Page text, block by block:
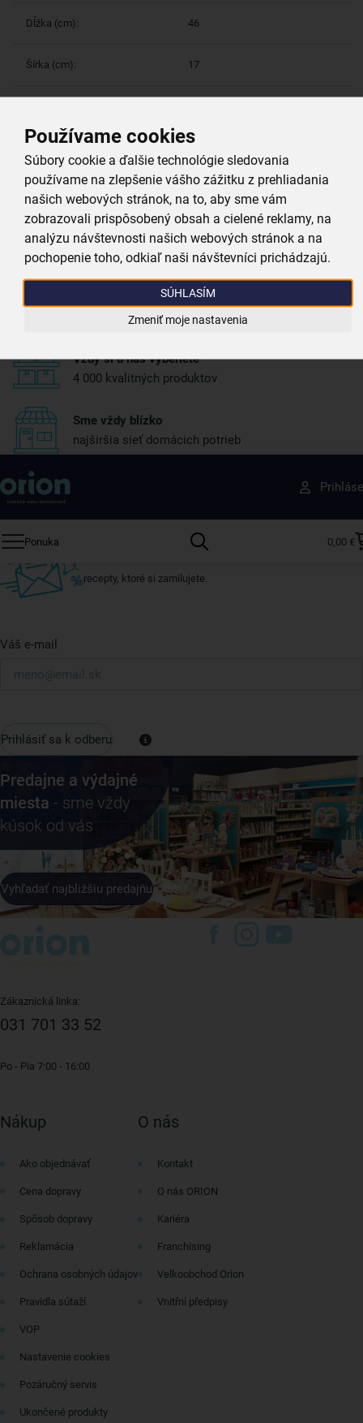
Používame cookies
Súbory cookie a ďalšie technológie sledovania
používame na zlepšenie vášho zážitku z prehliadania
našich webových stránok, na to, aby sme vám
zobrazovali prispôsobený obsah a cielené reklamy, na
analýzu návštevnosti našich webových stránok a na
pochopenie toho, odkiaľ naši návštevníci prichádzajú.
SÚHLASÍM
Zmeniť moje nastavenia
Dĺžka (cm): 46
Šírka (cm): 17
Viac parametrov (1)
Prečo si vybrať práve nás
Doprava zadarmo
Pri nákupe nad 39,99 €
Tovar bleskovo odosielame
máme skoro všetko skladom
Vždy si u nás vyberiete
4 000 kvalitných produktov
Sme vždy blízko
najširšia sieť domácich potrieb
Ponuka 0,00 €
Získajte rady, recepty a tipy na zľavy skôr ako
ktokoľvek iný
Prihláste sa k odberu nášho newslettera.
recepty, ktoré si zamilujete.
Váš e-mail
Prihlásiť sa k odberu
Predajne a výdajné
miesta - sme vždy
kúsok od vás
Vyhľadať najbližšiu predajňu
Zákaznická linka:
031 701 33 52
Po - Pia 7:00 - 16:00
Nákup
Ako objednávať
Cena dopravy
Spôsob dopravy
Reklamácia
Ochrana osobných údajov
Pravidla sútaží
VOP
Nastavenie cookies
Pozáručný servis
Ukončené produkty
O nás
Kontakt
O nás ORION
Kariéra
Franchising
Velkoobchod Orion
Vnitřní předpisy